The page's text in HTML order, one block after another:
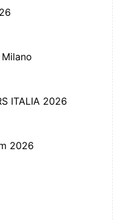
ITALIA 2026
2026